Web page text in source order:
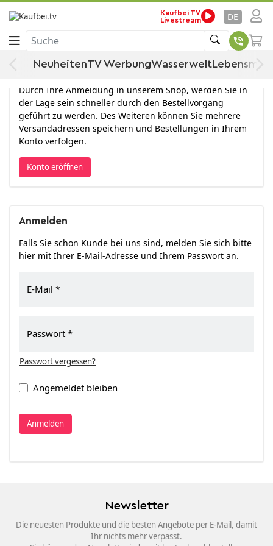
Kaufbei TV
Livestream
DE
Suche
NeuheitenTV WerbungWasserwelt
Anmelden
Konto eröffnen
Durch Ihre Anmeldung in unserem Shop, werden Sie in
der Lage sein schneller durch den Bestellvorgang
geführt zu werden. Des Weiteren können Sie mehrere
Versandadressen speichern und Bestellungen in Ihrem
Konto verfolgen.
Konto eröffnen
Anmelden
Falls Sie schon Kunde bei uns sind, melden Sie sich bitte
hier mit Ihrer E-Mail-Adresse und Ihrem Passwort an.
E-Mail
Passwort
Passwort vergessen?
Angemeldet bleiben
Anmelden
Newsletter
Die neuesten Produkte und die besten Angebote per E-Mail, damit
Ihr nichts mehr verpasst.